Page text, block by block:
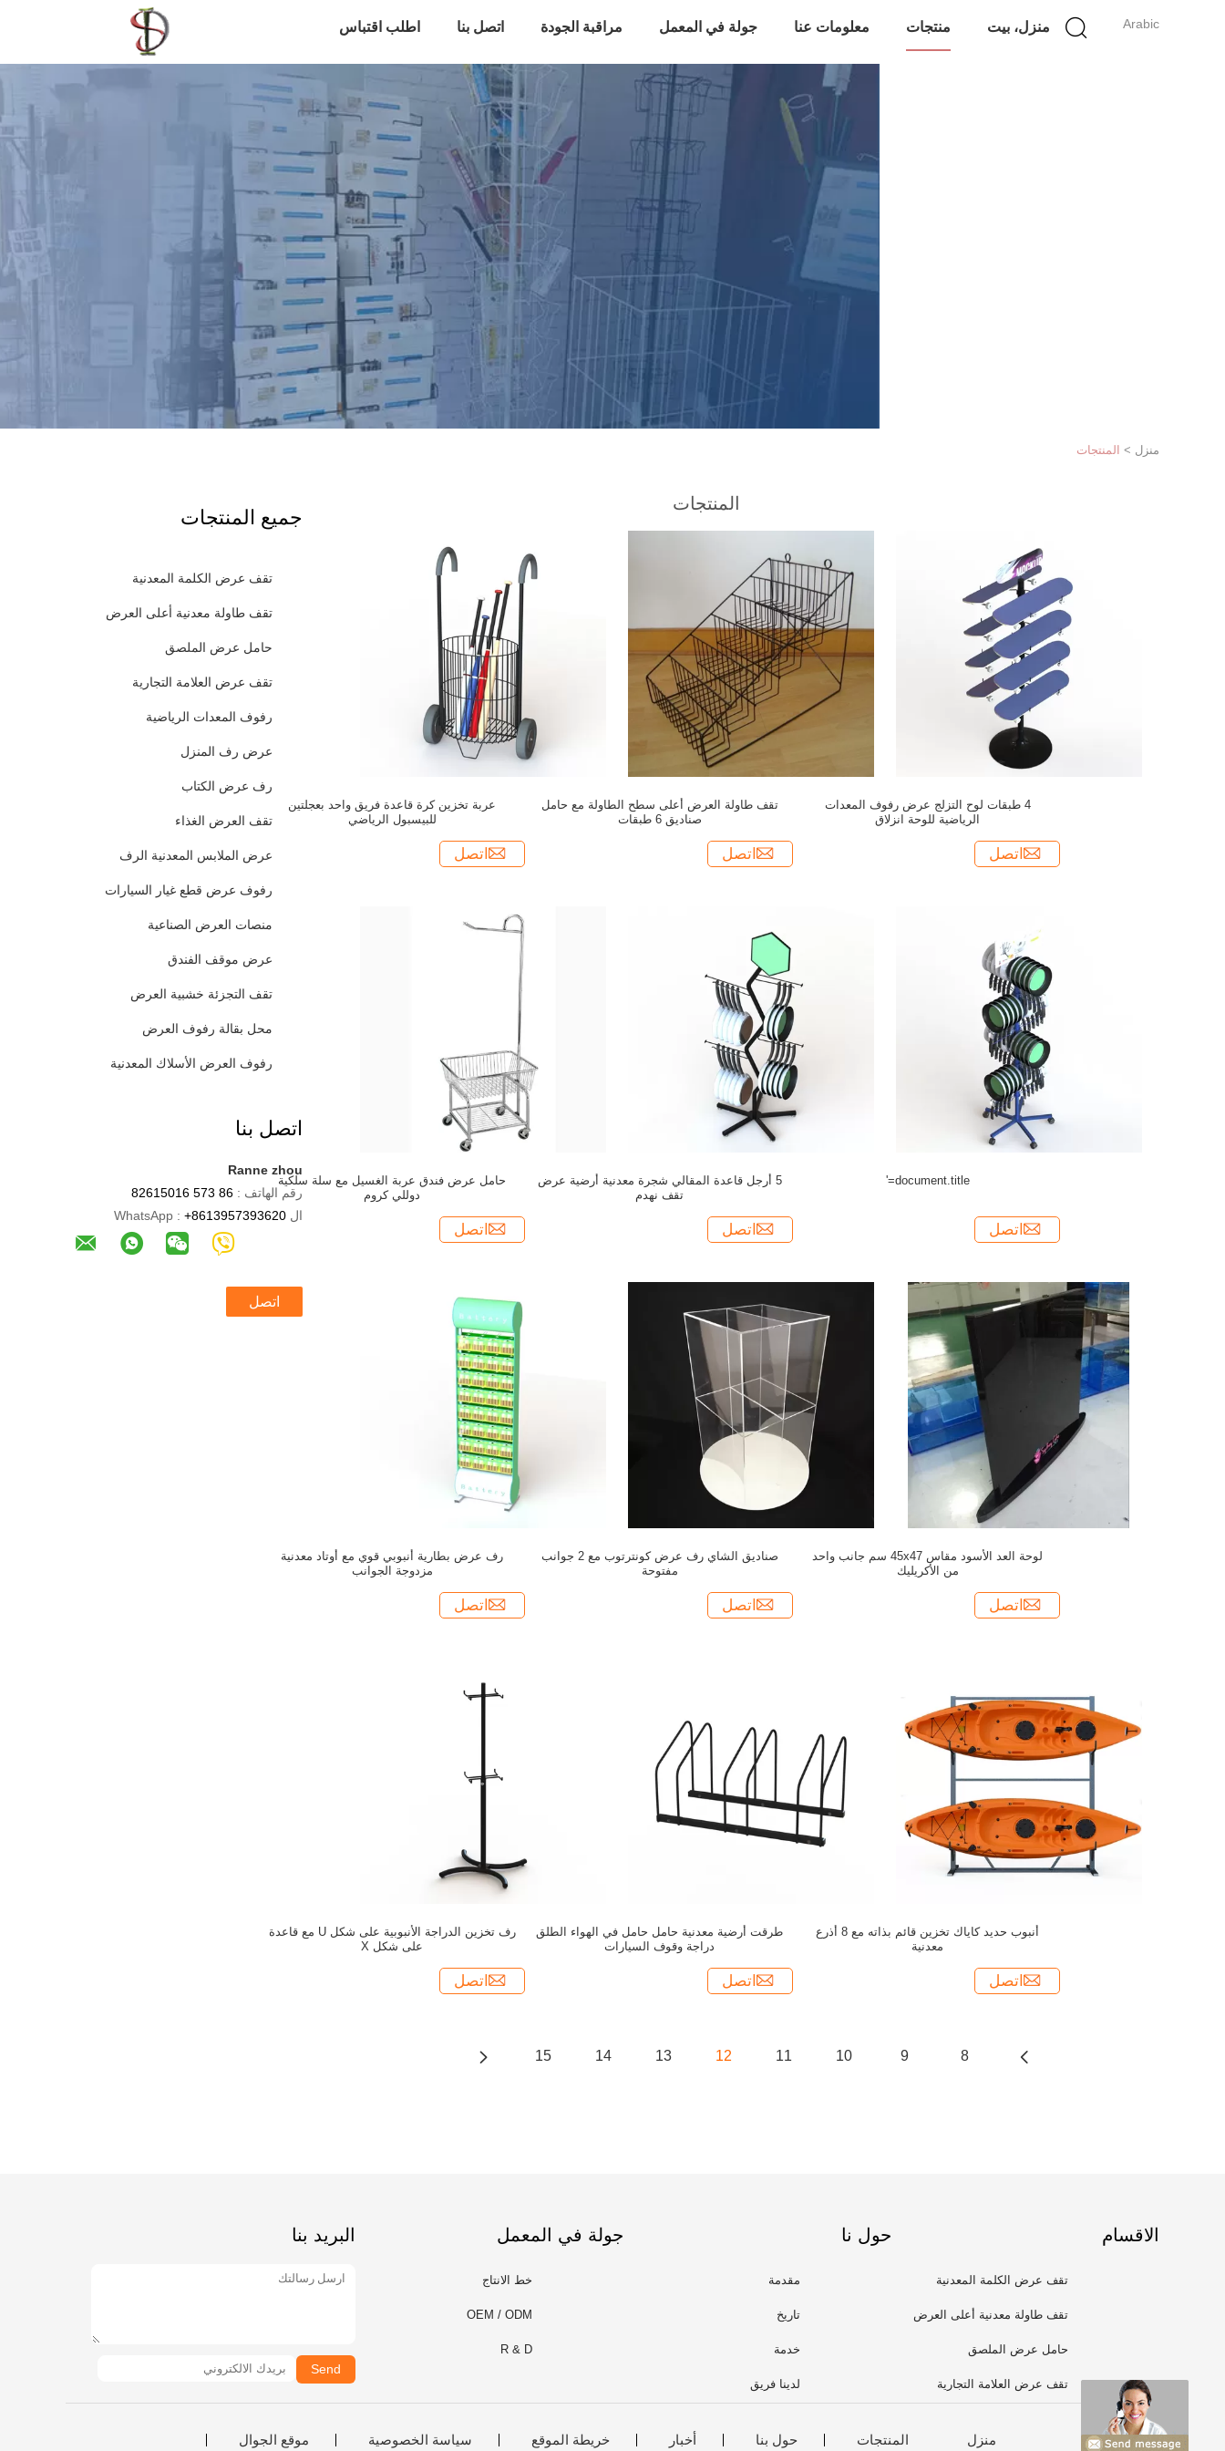
Arabic منزل، بيت منتجات معلومات عنا جولة في المعمل مراقبة الجودة اتصل بنا اطلب اقتباس
منزل > المنتجات
جميع المنتجات
تقف عرض الكلمة المعدنية
تقف طاولة معدنية أعلى العرض
حامل عرض الملصق
تقف عرض العلامة التجارية
رفوف المعدات الرياضية
عرض رف المنزل
رف عرض الكتاب
تقف العرض الغذاء
عرض الملابس المعدنية الرف
رفوف عرض قطع غيار السيارات
منصات العرض الصناعية
عرض موقف الفندق
تقف التجزئة خشبية العرض
محل بقالة رفوف العرض
رفوف العرض الأسلاك المعدنية
اتصل بنا
Ranne zhou
رقم الهاتف :
ال WhatsApp : +8613957393620
اتصل
المنتجات
عربة تخزين كرة قاعدة فريق واحد بعجلتين
للبيسبول الرياضي
اتصل
تقف طاولة العرض أعلى سطح الطاولة مع حامل
صناديق 6 طبقات
اتصل
4 طبقات لوح التزلج عرض رفوف المعدات
الرياضية للوحة انزلاق
اتصل
حامل عرض فندق عربة الغسيل مع سلة سلكية
دوللي كروم
اتصل
5 أرجل قاعدة المقالي شجرة معدنية أرضية عرض
تقف نهدم
اتصل
document.title='
اتصل
رف عرض بطارية أنبوبي قوي مع أوتاد معدنية
مزدوجة الجوانب
اتصل
صناديق الشاي رف عرض كونترتوب مع 2 جوانب
مفتوحة
اتصل
لوحة العد الأسود مقاس 45x47 سم جانب واحد
من الأكريليك
اتصل
رف تخزين الدراجة الأنبوبية على شكل U مع قاعدة
على شكل X
اتصل
طرقت أرضية معدنية حامل حامل في الهواء الطلق
دراجة وقوف السيارات
اتصل
أنبوب حديد كاياك تخزين قائم بذاته مع 8 أذرع
معدنية
اتصل
8
9
10
11
12
13
14
15
الاقسام
تقف عرض الكلمة المعدنية
تقف طاولة معدنية أعلى العرض
حامل عرض الملصق
تقف عرض العلامة التجارية
حول نا
مقدمة
تاريخ
خدمة
لدينا فريق
جولة في المعمل
خط الانتاج
OEM / ODM
R & D
البريد بنا
Send
منزل المنتجات حول بنا أخبار خريطة الموقع سياسة الخصوصية موقع الجوال